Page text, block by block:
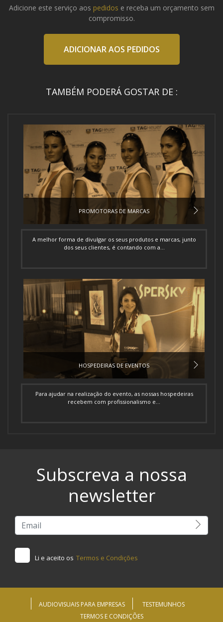
Adicione este serviço aos pedidos e receba um orçamento sem
compromisso.
ADICIONAR AOS PEDIDOS
TAMBÉM PODERÁ GOSTAR DE :
PROMOTORAS DE MARCAS
A melhor forma de divulgar os seus produtos e marcas, junto
dos seus clientes, é contando com a...
HOSPEDEIRAS DE EVENTOS
Para ajudar na realização do evento, as nossas hospedeiras
recebem com profissionalismo e...
Subscreva a nossa
newsletter
Li e aceito os Termos e Condições
AUDIOVISUAIS PARA EMPRESAS
TESTEMUNHOS
TERMOS E CONDIÇÕES